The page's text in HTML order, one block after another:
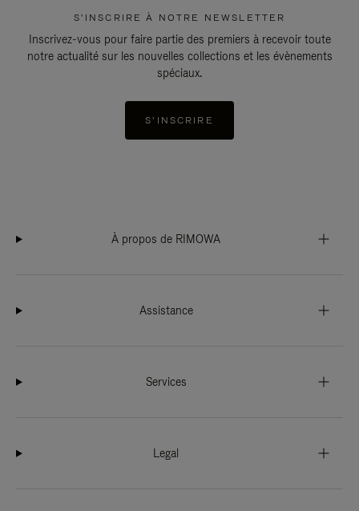
S'INSCRIRE À NOTRE NEWSLETTER
Inscrivez-vous pour faire partie des premiers à recevoir toute
notre actualité sur les nouvelles collections et les évènements
spéciaux.
S'INSCRIRE
À propos de RIMOWA
Assistance
Services
Legal